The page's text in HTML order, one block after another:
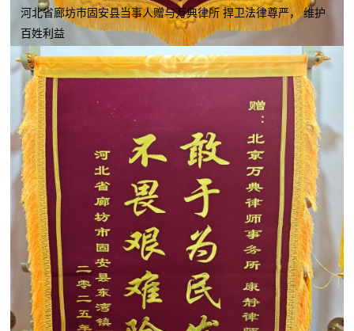
河北省廊坊市固安县当事人赠与万典律所 捍卫法律尊严， 维护
百姓利益